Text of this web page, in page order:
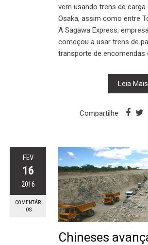
vem usando trens de carga
Osaka, assim como entre
A Sagawa Express,
começou a usar trens de
transporte de encomendas
Leia Mais
Compartilhe
FEV
16
2016
COMENTÁR
IOS
Chineses